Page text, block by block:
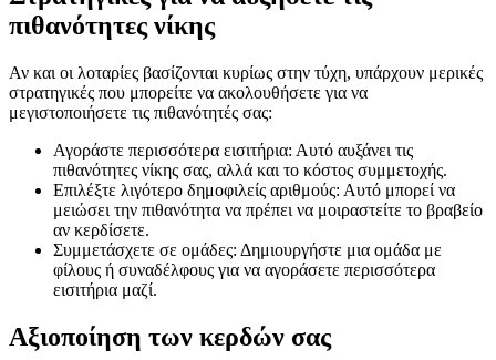
πιθανότητες νίκης
Αν και οι λοταρίες βασίζονται κυρίως στην τύχη, υπάρχουν μερικές
στρατηγικές που μπορείτε να ακολουθήσετε για να
μεγιστοποιήσετε τις πιθανότητές σας:
Αγοράστε περισσότερα εισιτήρια: Αυτό αυξάνει τις
πιθανότητες νίκης σας, αλλά και το κόστος συμμετοχής.
Επιλέξτε λιγότερο δημοφιλείς αριθμούς: Αυτό μπορεί να
μειώσει την πιθανότητα να πρέπει να μοιραστείτε το βραβείο
αν κερδίσετε.
Συμμετάσχετε σε ομάδες: Δημιουργήστε μια ομάδα με
φίλους ή συναδέλφους για να αγοράσετε περισσότερα
εισιτήρια μαζί.
Αξιοποίηση των κερδών σας